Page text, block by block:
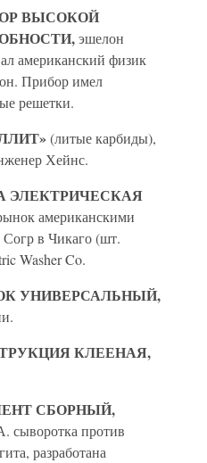
ВЫСОКОЙ
эшелон
американский физик
Прибор имел
решетки.
(литые карбиды),
Хейнс.
ЭЛЕКТРИЧЕСКАЯ
американскими
в Чикаго (шт.
Washer Co.
УНИВЕРСАЛЬНЫЙ,
КЛЕЕНАЯ,
СБОРНЫЙ,
против
разработана